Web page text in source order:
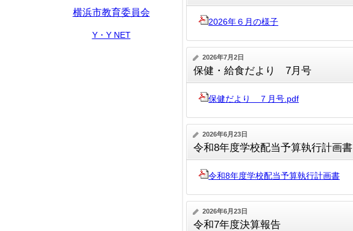
横浜市教育委員会
Y・Y NET
2026年６月の様子
2026年7月2日
保健・給食だより 7月号
保健だより ７月号.pdf
2026年6月23日
令和8年度学校配当予算執行計画書
令和8年度学校配当予算執行計画書
2026年6月23日
令和7年度決算報告